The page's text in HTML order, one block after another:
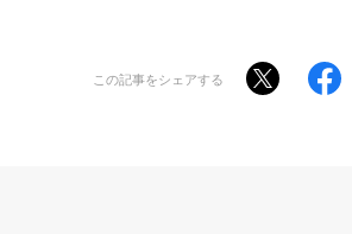
この記事をシェアする